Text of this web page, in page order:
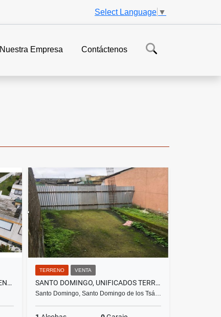
Select Language ▼
Nuestra Empresa Contáctenos
CALDERÓN, HERMOSA CASA EN VENTA, 134,08M2
TERRENO VENTA
SANTO DOMINGO, UNIFICADOS TERRENO, 360M2
Santo Domingo, Santo Domingo de los Tsá…